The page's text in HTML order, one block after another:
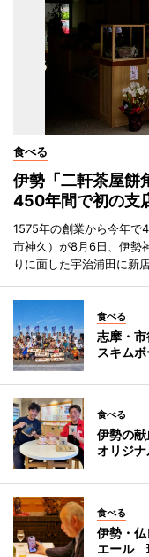
食べる
伊勢「二軒茶屋
450年間で初の支
1575年の創業から今年で
市神久）が8月6日、伊勢
りに面した宇治浦田に新
食べる
志摩・
スキム
食べる
伊勢の献
オリジ
食べる
伊勢・
エール